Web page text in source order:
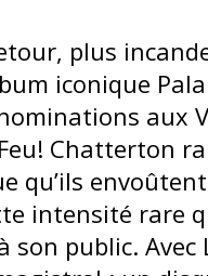
plus
iconique
aux
Chatterton
qu’ils
intensité rare
son public.